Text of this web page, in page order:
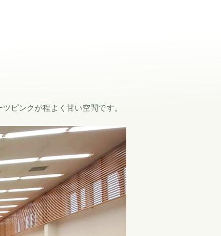
ンクが程よく甘い空間です。